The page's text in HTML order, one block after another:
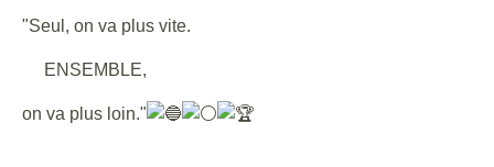
"Seul, on va plus vite.
ENSEMBLE,
on va plus loin."